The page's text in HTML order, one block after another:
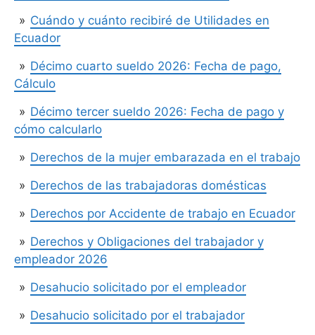
Cuándo y cuánto recibiré de Utilidades en
Ecuador
Décimo cuarto sueldo 2026: Fecha de pago,
Cálculo
Décimo tercer sueldo 2026: Fecha de pago y
cómo calcularlo
Derechos de la mujer embarazada en el trabajo
Derechos de las trabajadoras domésticas
Derechos por Accidente de trabajo en Ecuador
Derechos y Obligaciones del trabajador y
empleador 2026
Desahucio solicitado por el empleador
Desahucio solicitado por el trabajador